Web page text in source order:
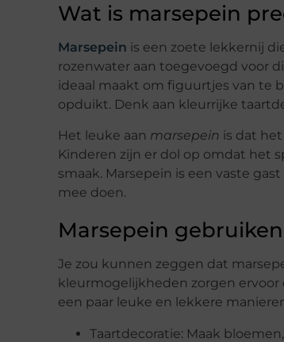
Wat is marsepein
Marsepein is een zoete lekkernij
rozenwater aan toegevoegd voor
ideaal maakt om figuurtjes van te
opduikt. Denk aan kleurrijke
Het leuke aan marsepein is dat
Kinderen zijn er dol op omdat het
smaak. Marsepein is een vaste
mee doen.
Marsepein
Je zou kunnen zeggen dat
kleurmogelijkheden zorgen ervoor
een paar leuke en lekkere
Taartdecoratie: Maak